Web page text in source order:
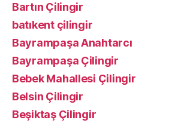
Bartın Çilingir
batıkent çilingir
Bayrampaşa Anahtarcı
Bayrampaşa Çilingir
Bebek Mahallesi Çilingir
Belsin Çilingir
Beşiktaş Çilingir